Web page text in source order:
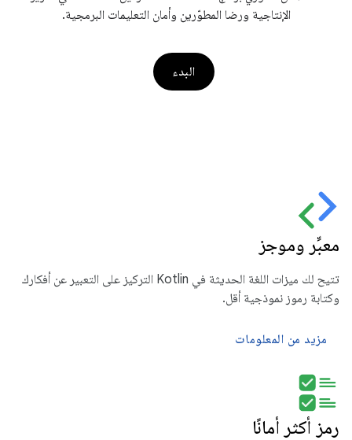
الإنتاجية ورضا المطوّرين وأمان التعليمات البرمجية.
البدء
معبِّر وموجز
تتيح لك ميزات اللغة الحديثة في Kotlin التركيز على التعبير عن أفكارك
وكتابة رموز نموذجية أقل.
مزيد من المعلومات
رمز أكثر أمانًا